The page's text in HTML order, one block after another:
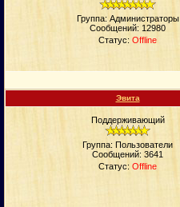
Группа: Администраторы
Сообщений: 12980
Статус: Offline
Эвита
Поддерживающий
Группа: Пользователи
Сообщений: 3641
Статус: Offline